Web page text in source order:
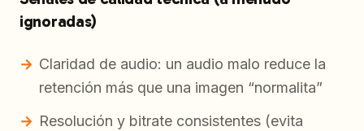
ignoradas)
Claridad de audio: un audio malo reduce la
retención más que una imagen “normalita”
Resolución y bitrate consistentes (evita